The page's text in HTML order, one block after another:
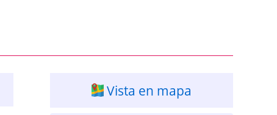
Vista en mapa